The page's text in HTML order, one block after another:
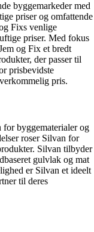
byggemarkeder med
priser og omfattende
Fixs venlige
priser. Med fokus
og Fix et bredt
der passer til
prisbevidste
pris.
for byggematerialer og
roser Silvan for
Silvan tilbyder
gulvlak og mat
er Silvan et ideelt
til deres